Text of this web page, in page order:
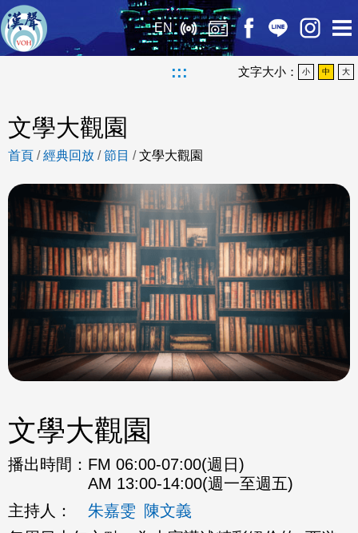
EN
::: 文字大小： 小 中 大
文學大觀園
首頁 /經典回放 /節目 /文學大觀園
文學大觀園
播出時間： FM 06:00-07:00(週日)
AM 13:00-14:00(週一至週五)
主持人：
朱嘉雯 陳文義